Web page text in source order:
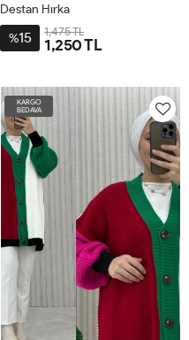
60
Destan Hırka
%15 1,475 TL
1,250 TL
KARGO
BEDAVA